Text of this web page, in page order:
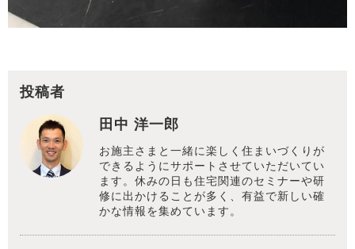
投稿者
田中 洋一郎
お施主さまと一緒に楽しく住まいづくりが
できるようにサポートさせていただいてい
ます。休みの日も住宅関連のセミナーや研
修に出かけることが多く、有益で新しい確
かな情報を集めています。